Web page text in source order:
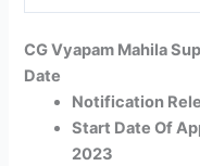
CG Vyapam Mahila
Date
Notification
Start Date Of
2023